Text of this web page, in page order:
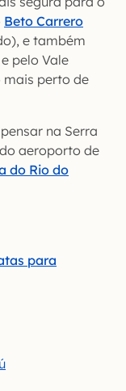
Beto Carrero
e também
pelo Vale
mais perto de
na Serra
aeroporto de
do Rio do
para